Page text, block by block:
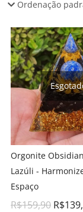
Orgonite
Lazúli -
Espaço
R$159,90 R$